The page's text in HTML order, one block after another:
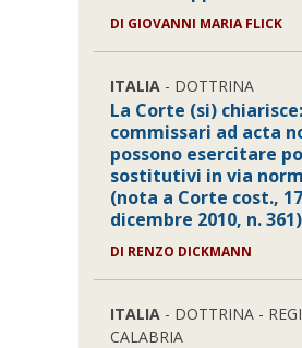
DI GIOVANNI MARIA FLICK
ITALIA - DOTTRINA
La Corte (si)
commissari ad acta
possono esercitare
sostitutivi in via
(nota a Corte cost., 17
dicembre 2010, n. 361)
DI RENZO DICKMANN
ITALIA - DOTTRINA -
CALABRIA